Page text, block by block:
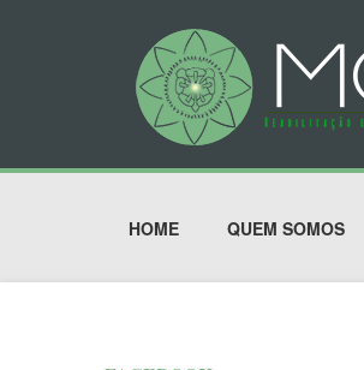
HOME QUEM SOMOS